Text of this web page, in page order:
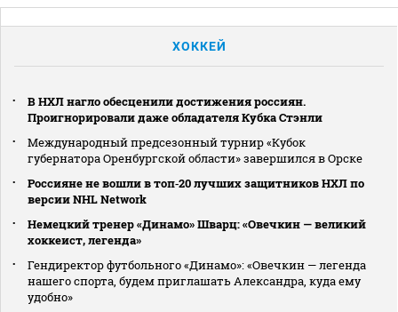
ХОККЕЙ
В НХЛ нагло обесценили достижения россиян.
Проигнорировали даже обладателя Кубка Стэнли
Международный предсезонный турнир «Кубок
губернатора Оренбургской области» завершился в Орске
Россияне не вошли в топ‑20 лучших защитников НХЛ по
версии NHL Network
Немецкий тренер «Динамо» Шварц: «Овечкин — великий
хоккеист, легенда»
Гендиректор футбольного «Динамо»: «Овечкин — легенда
нашего спорта, будем приглашать Александра, куда ему
удобно»